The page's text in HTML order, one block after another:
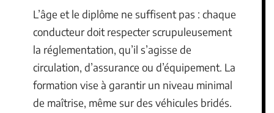
L’âge et le diplôme ne suffisent pas : chaque
conducteur doit respecter scrupuleusement
la réglementation, qu’il s’agisse de
circulation, d’assurance ou d’équipement. La
formation vise à garantir un niveau minimal
de maîtrise, même sur des véhicules bridés.